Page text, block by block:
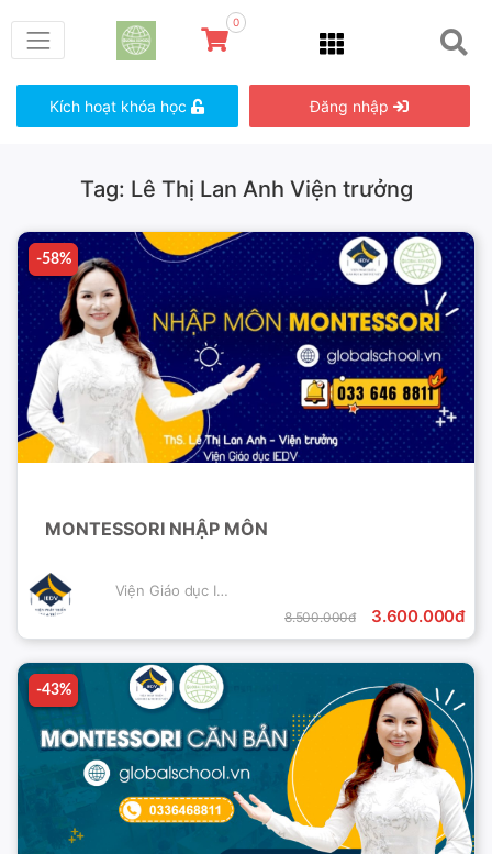
0
Kích hoạt khóa học Đăng nhập
Tag: Lê Thị Lan Anh Viện trưởng
-58%
-58%
MONTESSORI NHẬP MÔN
Viện Giáo dục IEDV
8.500.000đ 3.600.000đ
-43%
-43%